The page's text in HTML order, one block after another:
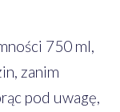
750 ml,
zanim
pod uwagę,